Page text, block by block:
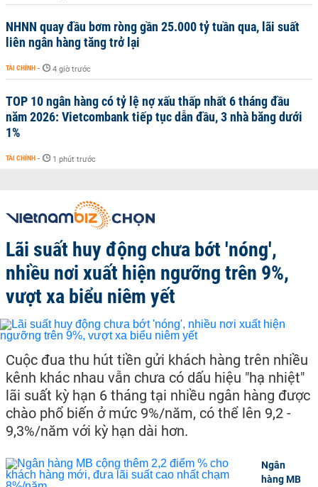
NHNN quay đầu bơm ròng gần 25.000 tỷ tuần qua, lãi suất
liên ngân hàng tăng trở lại
TÀI CHÍNH - 4 giờ trước
TOP 10 ngân hàng có tỷ lệ nợ xấu thấp nhất 6 tháng đầu
năm 2026: Vietcombank tiếp tục dẫn đầu, 3 nhà băng dưới
1%
TÀI CHÍNH - 1 phút trước
Lãi suất huy động chưa bớt 'nóng',
nhiều nơi xuất hiện ngưỡng trên 9%,
vượt xa biểu niêm yết
Cuộc đua thu hút tiền gửi khách hàng trên nhiều
kênh khác nhau vẫn chưa có dấu hiệu "hạ nhiệt"
lãi suất kỳ hạn 6 tháng tại nhiều ngân hàng được
chào phổ biến ở mức 9%/năm, có thể lên 9,2 -
9,3%/năm với kỳ hạn dài hơn.
Ngân
hàng MB